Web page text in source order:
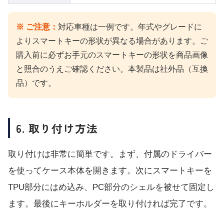
※ ご注意： 対応車種は一例です。年式やグレードに
よりスマートキーの形状が異なる場合があります。ご
購入前に必ずお手元のスマートキーの形状を商品画像
と照合のうえご確認ください。本製品は社外品（互換
品）です。
6. 取り付け方法
取り付けは非常に簡単です。まず、付属のドライバー
を使ってケース本体を開きます。次にスマートキーを
TPU部分にはめ込み、PC部分のシェルを被せて固定し
ます。最後にキーホルダーを取り付ければ完了です。